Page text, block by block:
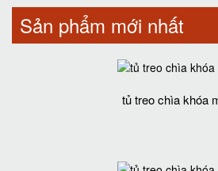
Sản phẩm mới nhất
tủ treo chìa khóa